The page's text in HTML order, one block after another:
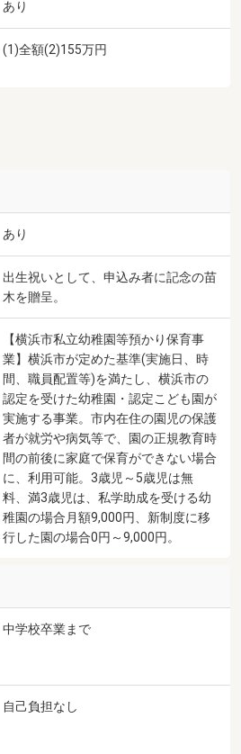
あり
(1)全額(2)155万円
あり
出生祝いとして、申込み者に記念の苗
木を贈呈。
【横浜市私立幼稚園等預かり保育事
業】横浜市が定めた基準(実施日、時
間、職員配置等)を満たし、横浜市の
認定を受けた幼稚園・認定こども園が
実施する事業。市内在住の園児の保護
者が就労や病気等で、園の正規教育時
間の前後に家庭で保育ができない場合
に、利用可能。3歳児～5歳児は無
料、満3歳児は、私学助成を受ける幼
稚園の場合月額9,000円、新制度に移
行した園の場合0円～9,000円。
中学校卒業まで
自己負担なし